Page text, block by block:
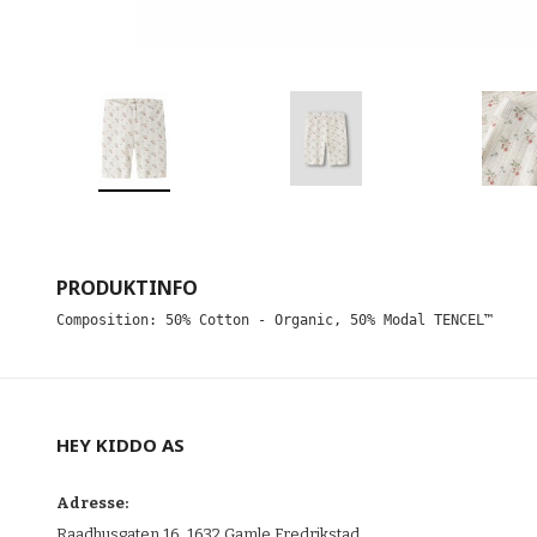
PRODUKTINFO
Composition: 50% Cotton - Organic, 50% Modal TENCEL™
HEY KIDDO AS
Adresse: